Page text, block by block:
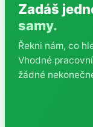
Zadáš
samy.
Řekni nám, co
Vhodné
žádné